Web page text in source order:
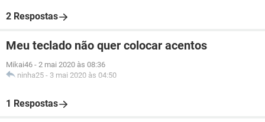
2 Respostas
Meu teclado não quer colocar acentos
Mikai46 - 2 mai 2020 às 08:36
ninha25 - 3 mai 2020 às 04:50
1 Respostas